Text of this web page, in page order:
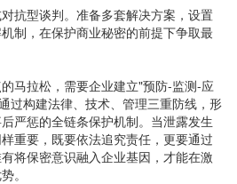
抗型谈判。准备多套解决方案，设置
制，在保护商业秘密的前提下争取最
马拉松，需要企业建立"预防-监测-应
过构建法律、技术、管理三重防线，形
严惩的全链条保护机制。当泄露发生
重要，既要依法追究责任，更要通过
将保密意识融入企业基因，才能在激
。